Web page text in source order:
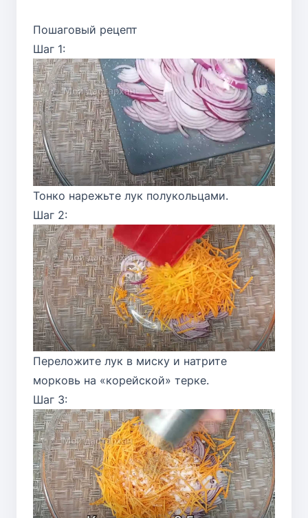
Пошаговый рецепт
Шаг 1:
Тонко нарежьте лук полукольцами.
Шаг 2:
Переложите лук в миску и натрите
морковь на «корейской» терке.
Шаг 3: